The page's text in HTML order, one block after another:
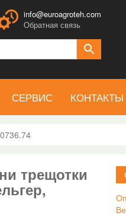
info@euroagroteh.com
Обратная связь
СЕРВИС КОНТАКТЫ
трещотки